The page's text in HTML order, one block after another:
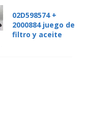
02D598574 +
2000884 juego de
filtro y aceite